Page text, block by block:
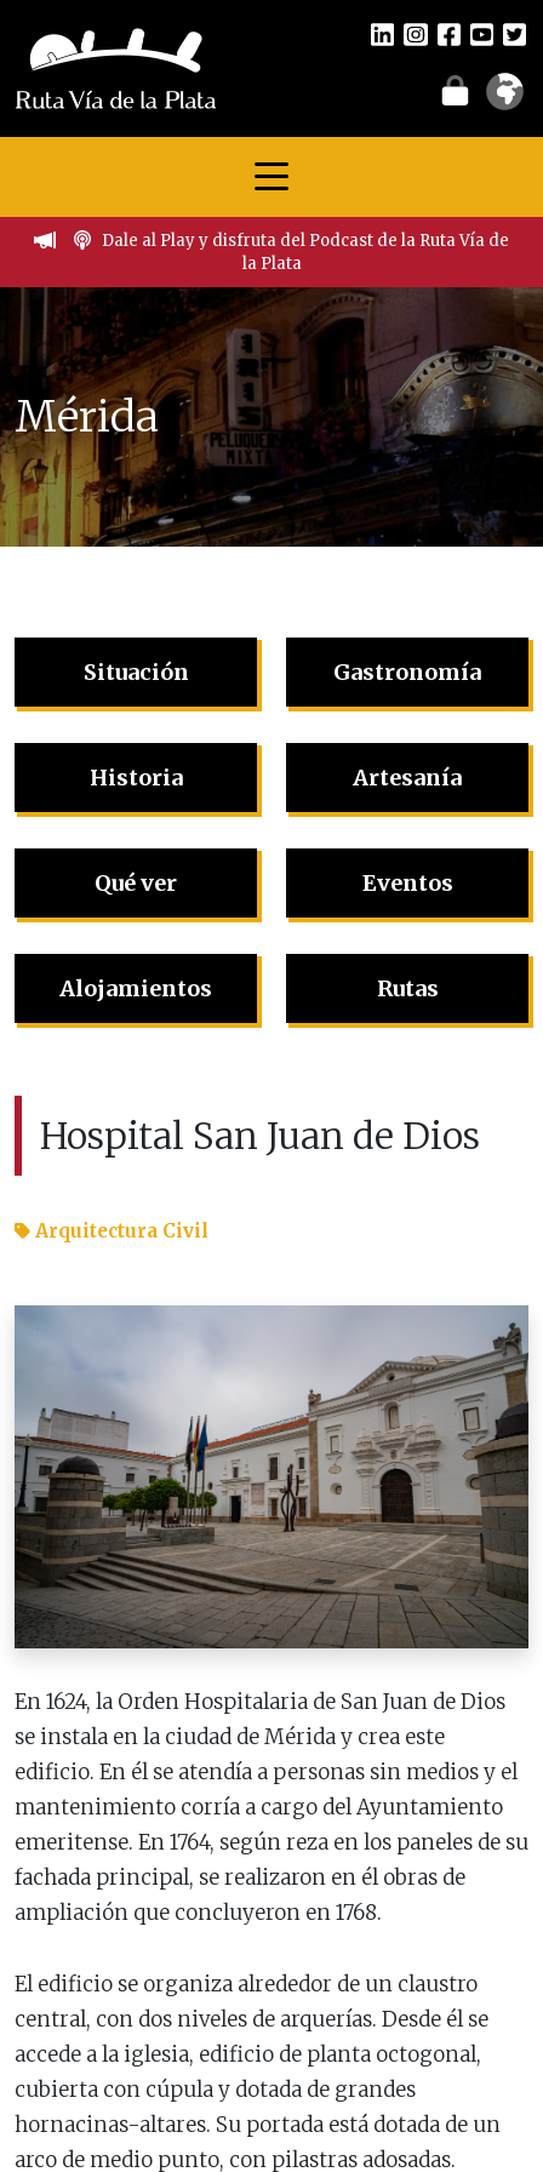
Dale al Play y disfruta del Podcast de la Ruta Vía de
la Plata
Mérida
Situación
Historia
Qué ver
Alojamientos
Gastronomía
Artesanía
Eventos
Rutas
Hospital San Juan de Dios
Arquitectura Civil
En 1624, la Orden Hospitalaria de San Juan de Dios
se instala en la ciudad de Mérida y crea este
edificio. En él se atendía a personas sin medios y el
mantenimiento corría a cargo del Ayuntamiento
emeritense. En 1764, según reza en los paneles de su
fachada principal, se realizaron en él obras de
ampliación que concluyeron en 1768.
El edificio se organiza alrededor de un claustro
central, con dos niveles de arquerías. Desde él se
accede a la iglesia, edificio de planta octogonal,
cubierta con cúpula y dotada de grandes
hornacinas-altares. Su portada está dotada de un
arco de medio punto, con pilastras adosadas.